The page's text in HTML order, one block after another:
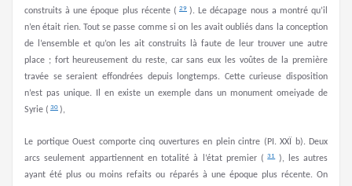
construits à une époque plus récente ( 29 ). Le décapage nous a montré qu’il
n’en était rien. Tout se passe comme si on les avait oubliés dans la conception
de l’ensemble et qu’on les ait construits là faute de leur trouver une autre
place ; fort heureusement du reste, car sans eux les voûtes de la première
travée se seraient effondrées depuis longtemps. Cette curieuse disposition
n’est pas unique. Il en existe un exemple dans un monument omeiyade de
Syrie ( 30 ),
Le portique Ouest comporte cinq ouvertures en plein cintre (PI. XXÏ b). Deux
arcs seulement appartiennent en totalité à l’état premier ( 31
), les autres
ayant été plus ou moins refaits ou réparés à une époque plus récente. On